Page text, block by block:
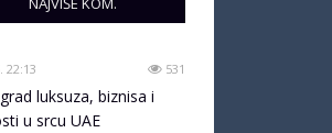
22:13 531
luksuza, biznisa i
u srcu UAE